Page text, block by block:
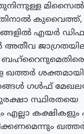
എയർ
അതീവ
ഗൾഫ്
സ്ഥിരതയെ
കക്ഷികളും